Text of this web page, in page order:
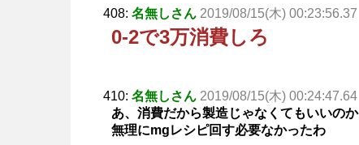
408: 名無しさん 2019/08/15(木) 00:23:56.37
0-2で3万消費しろ
410: 名無しさん 2019/08/15(木) 00:24:47.64
あ、消費だから製造じゃなくてもいいのか
無理にmgレシピ回す必要なかったわ